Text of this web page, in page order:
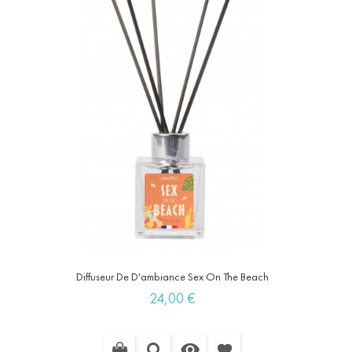
Diffuseur De D'ambiance Sex On The Beach
Prix
24,00 €